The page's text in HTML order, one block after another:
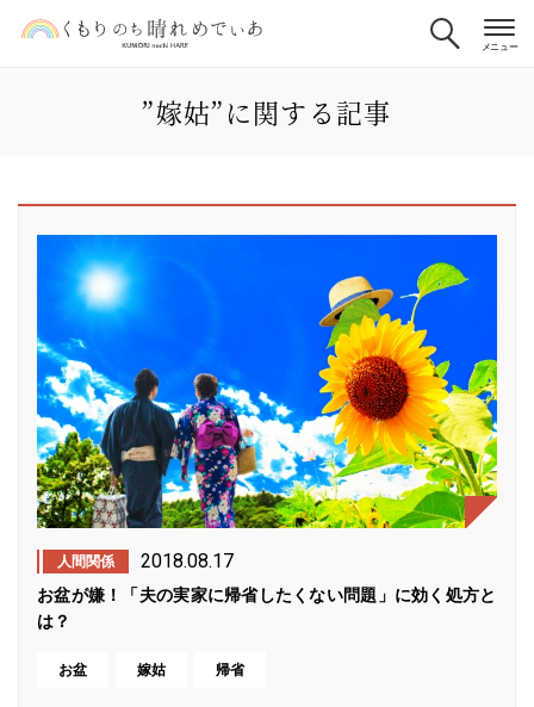
”嫁姑”に関する記事
人間関係 2018.08.17
お盆が嫌！「夫の実家に帰省したくない問題」に効く処方と
は？
お盆 嫁姑 帰省